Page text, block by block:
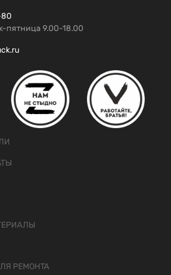
80
пятница 9.00-18.00
РЕМОНТА